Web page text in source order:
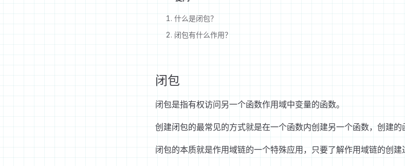
什么是闭包？
闭包有什么作用？
闭包
闭包是指有权访问另一个函数作用域中变量的函数。
创建闭包的最常见的方式就是在一个函数内创建另一个函数，创建的
闭包的本质就是作用域链的一个特殊应用，只要了解作用域链的创建